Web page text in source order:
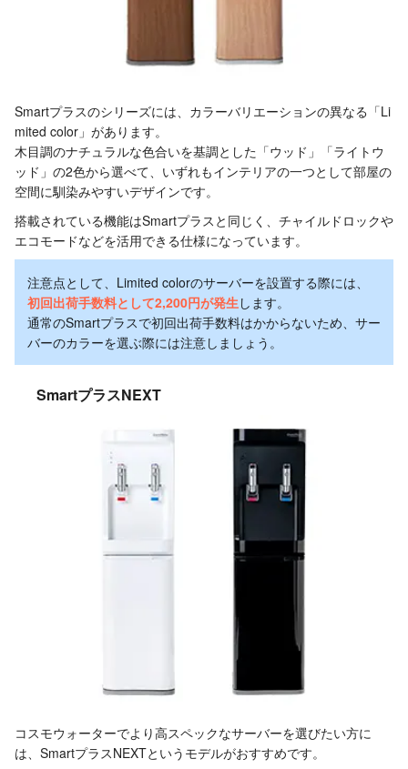
Smartプラスのシリーズには、カラーバリエーションの異なる「Li
mited color」があります。
木目調のナチュラルな色合いを基調とした「ウッド」「ライトウ
ッド」の2色から選べて、いずれもインテリアの一つとして部屋の
空間に馴染みやすいデザインです。
搭載されている機能はSmartプラスと同じく、チャイルドロックや
エコモードなどを活用できる仕様になっています。
注意点として、Limited colorのサーバーを設置する際には、
初回出荷手数料として2,200円が発生します。
通常のSmartプラスで初回出荷手数料はかからないため、サー
バーのカラーを選ぶ際には注意しましょう。
SmartプラスNEXT
コスモウォーターでより高スペックなサーバーを選びたい方に
は、SmartプラスNEXTというモデルがおすすめです。